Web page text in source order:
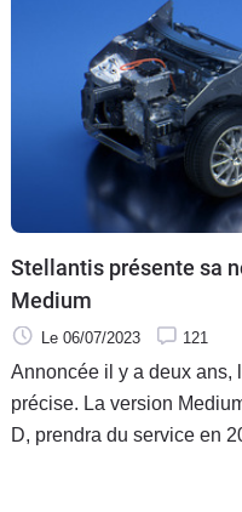
Stellantis présente sa
Medium
Le 06/07/2023 121
Annoncée il y a deux ans,
précise. La version
D, prendra du service en